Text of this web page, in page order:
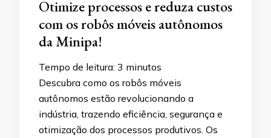
Otimize processos e reduza custos
com os robôs móveis autônomos
da Minipa!
Tempo de leitura: 3 minutos
Descubra como os robôs móveis
autônomos estão revolucionando a
indústria, trazendo eficiência, segurança e
otimização dos processos produtivos. Os